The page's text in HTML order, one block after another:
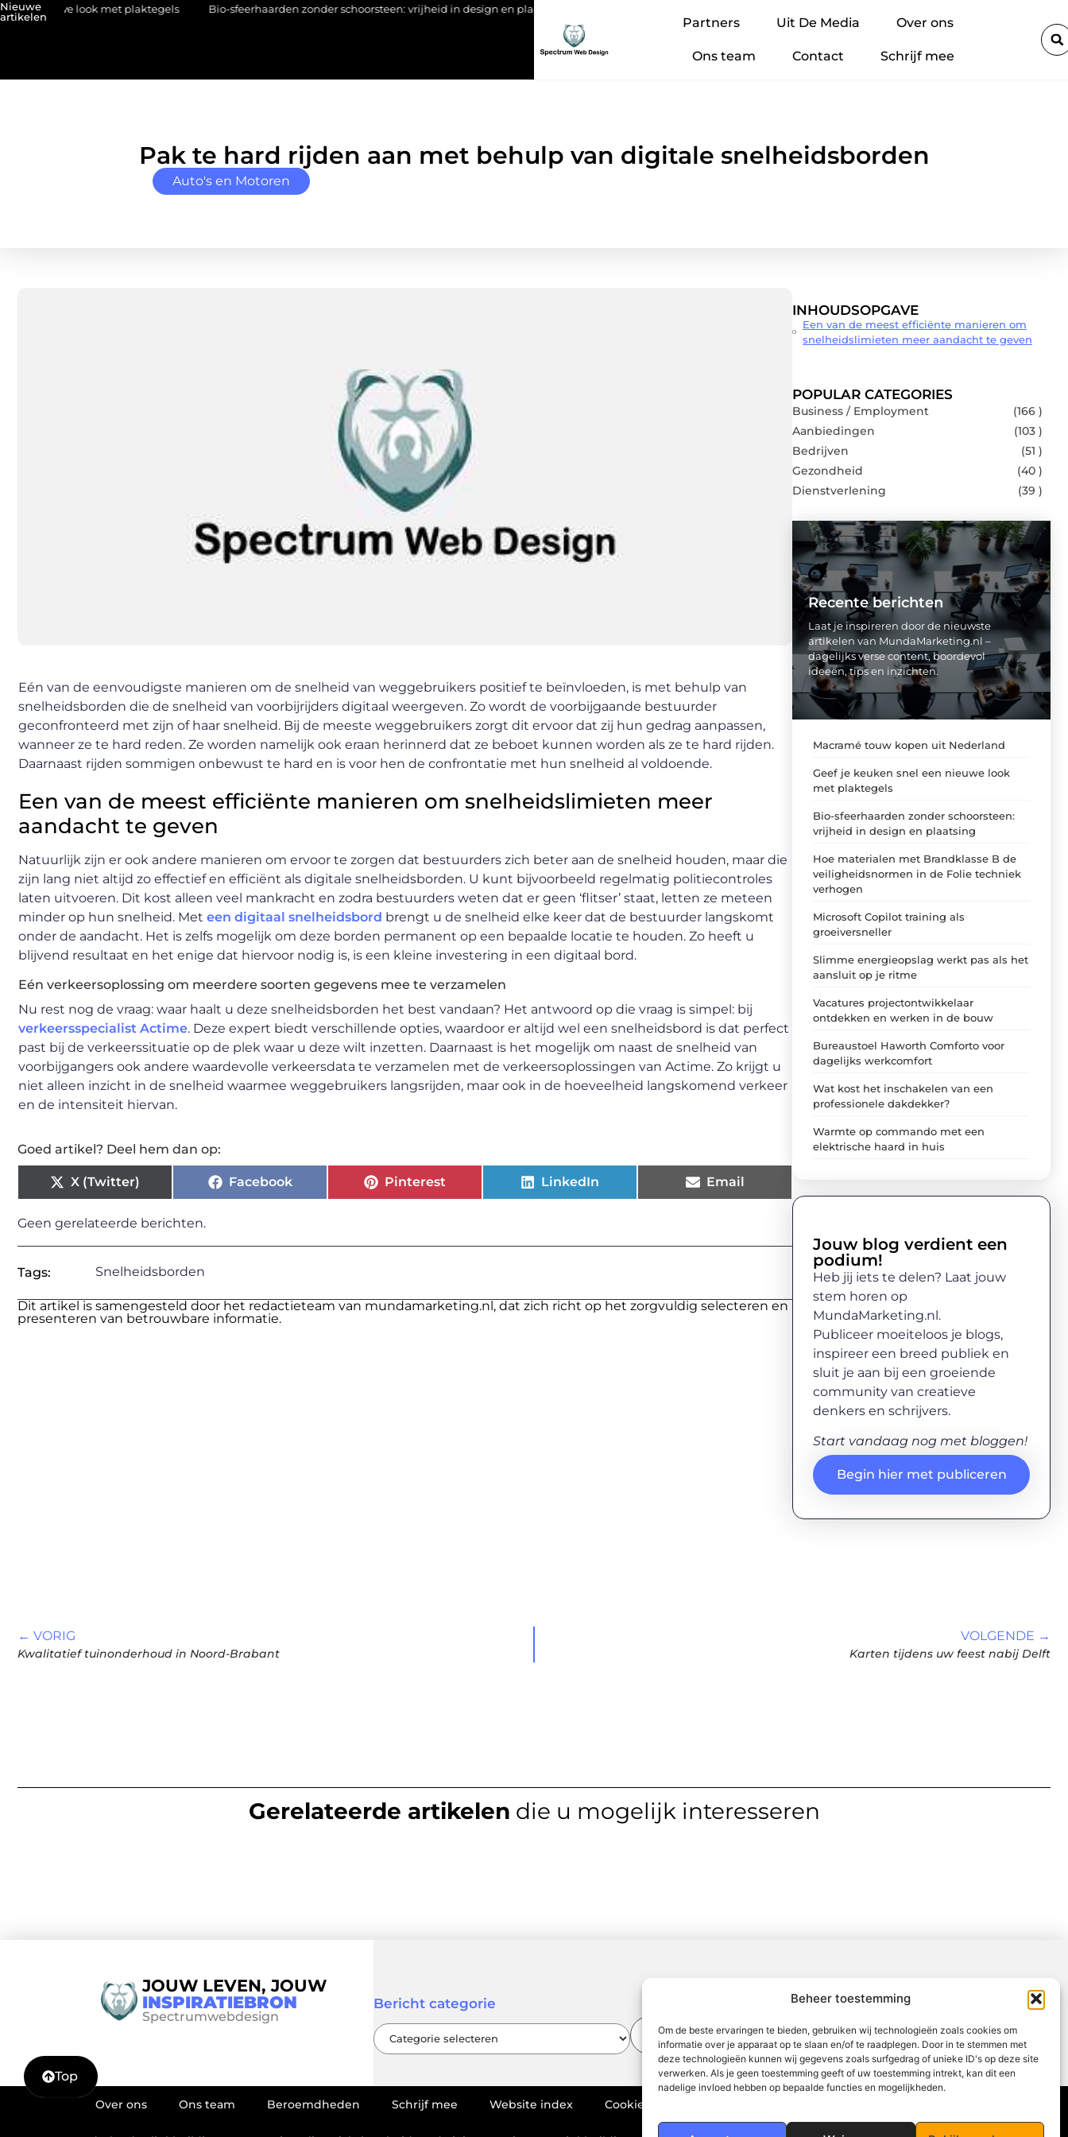
Beheer toestemming
Om de beste ervaringen te bieden, gebruiken wij technologieën zoals cookies om
informatie over je apparaat op te slaan en/of te raadplegen. Door in te stemmen met
deze technologieën kunnen wij gegevens zoals surfgedrag of unieke ID's op deze site
verwerken. Als je geen toestemming geeft of uw toestemming intrekt, kan dit een
nadelige invloed hebben op bepaalde functies en mogelijkheden.
Nieuwe
artikelen
look met plaktegels Bio-sfeerhaarden zonder schoorsteen: vrijheid in design en plaatsing
Partners Uit De Media Over ons
Ons team Contact Schrijf mee
Top
Pak te hard rijden aan met behulp van digitale snelheidsborden
Auto's en Motoren
Eén van de eenvoudigste manieren om de snelheid van weggebruikers positief te beïnvloeden, is met behulp van
snelheidsborden die de snelheid van voorbijrijders digitaal weergeven. Zo wordt de voorbijgaande bestuurder
geconfronteerd met zijn of haar snelheid. Bij de meeste weggebruikers zorgt dit ervoor dat zij hun gedrag aanpassen,
wanneer ze te hard reden. Ze worden namelijk ook eraan herinnerd dat ze beboet kunnen worden als ze te hard rijden.
Daarnaast rijden sommigen onbewust te hard en is voor hen de confrontatie met hun snelheid al voldoende.
Een van de meest efficiënte manieren om snelheidslimieten meer
aandacht te geven
Natuurlijk zijn er ook andere manieren om ervoor te zorgen dat bestuurders zich beter aan de snelheid houden, maar die
zijn lang niet altijd zo effectief en efficiënt als digitale snelheidsborden. U kunt bijvoorbeeld regelmatig politiecontroles
laten uitvoeren. Dit kost alleen veel mankracht en zodra bestuurders weten dat er geen ‘flitser’ staat, letten ze meteen
minder op hun snelheid. Met een digitaal snelheidsbord brengt u de snelheid elke keer dat de bestuurder langskomt
onder de aandacht. Het is zelfs mogelijk om deze borden permanent op een bepaalde locatie te houden. Zo heeft u
blijvend resultaat en het enige dat hiervoor nodig is, is een kleine investering in een digitaal bord.
Eén verkeersoplossing om meerdere soorten gegevens mee te verzamelen
Nu rest nog de vraag: waar haalt u deze snelheidsborden het best vandaan? Het antwoord op die vraag is simpel: bij
verkeersspecialist Actime. Deze expert biedt verschillende opties, waardoor er altijd wel een snelheidsbord is dat perfect
past bij de verkeerssituatie op de plek waar u deze wilt inzetten. Daarnaast is het mogelijk om naast de snelheid van
voorbijgangers ook andere waardevolle verkeersdata te verzamelen met de verkeersoplossingen van Actime. Zo krijgt u
niet alleen inzicht in de snelheid waarmee weggebruikers langsrijden, maar ook in de hoeveelheid langskomend verkeer
en de intensiteit hiervan.
Goed artikel? Deel hem dan op:
X (Twitter) Facebook Pinterest LinkedIn Email
Geen gerelateerde berichten.
Tags: Snelheidsborden
Dit artikel is samengesteld door het redactieteam van mundamarketing.nl, dat zich richt op het zorgvuldig selecteren en
presenteren van betrouwbare informatie.
INHOUDSOPGAVE
Een van de meest efficiënte manieren om
snelheidslimieten meer aandacht te geven
POPULAR CATEGORIES
Business / Employment
(166 )
Aanbiedingen
(103 )
Bedrijven
(51 )
Gezondheid
(40 )
Dienstverlening
(39 )
Recente berichten
Laat je inspireren door de nieuwste
artikelen van MundaMarketing.nl –
dagelijks verse content, boordevol
ideeën, tips en inzichten.
Macramé touw kopen uit Nederland
Geef je keuken snel een nieuwe look
met plaktegels
Bio-sfeerhaarden zonder schoorsteen:
vrijheid in design en plaatsing
Hoe materialen met Brandklasse B de
veiligheidsnormen in de Folie techniek
verhogen
Microsoft Copilot training als
groeiversneller
Slimme energieopslag werkt pas als het
aansluit op je ritme
Vacatures projectontwikkelaar
ontdekken en werken in de bouw
Bureaustoel Haworth Comforto voor
dagelijks werkcomfort
Wat kost het inschakelen van een
professionele dakdekker?
Warmte op commando met een
elektrische haard in huis
Jouw blog verdient een
podium!
Heb jij iets te delen? Laat jouw
stem horen op
MundaMarketing.nl.
Publiceer moeiteloos je blogs,
inspireer een breed publiek en
sluit je aan bij een groeiende
community van creatieve
denkers en schrijvers.
Start vandaag nog met bloggen!
Begin hier met publiceren
← VORIG
Kwalitatief tuinonderhoud in Noord-Brabant
VOLGENDE →
Karten tijdens uw feest nabij Delft
Gerelateerde artikelen die u mogelijk interesseren
JOUW LEVEN, JOUW
INSPIRATIEBRON
Spectrumwebdesign
Bericht categorie
Over ons Ons team Beroemdheden Schrijf mee Website index Cookiebeleid (EU)